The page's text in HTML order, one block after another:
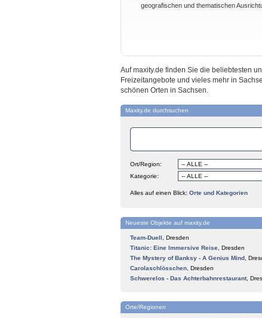
geografischen und thematischen
Auf maxity.de finden Sie die beliebtesten
Freizeitangebote und vieles mehr in
schönen Orten in Sachsen.
Maxity.de durchsuchen
Ort/Region:
Kategorie:
Alles auf einen Blick: Orte und Kategorien
Neueste Objekte auf maxity.de
Team-Duell
Dresden
Titanic: Eine Immersive Reise Dresden
The Mystery of Banksy - A Genius Mind
Carolaschlösschen Dresden
Schwerelos - Das Achterbahnrestaurant,
Orte/Regionen